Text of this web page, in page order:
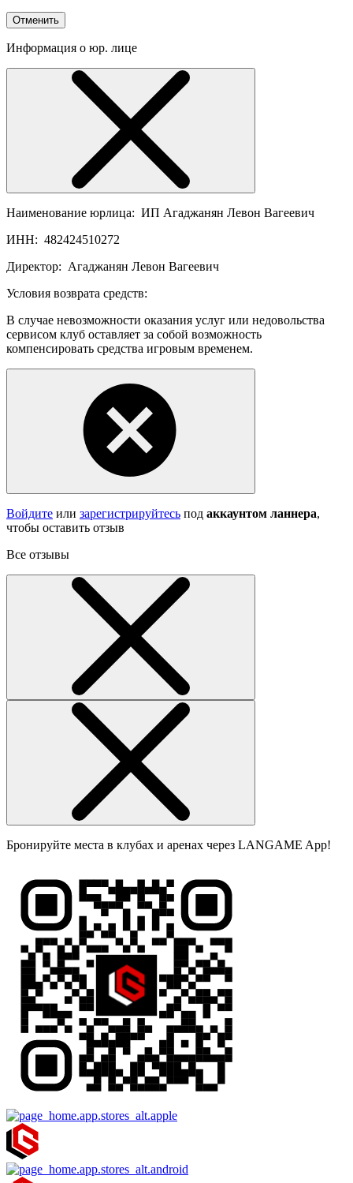
Отменить
Информация о юр. лице
Наименование юрлица: ИП Агаджанян Левон Вагеевич
ИНН: 482424510272
Директор: Агаджанян Левон Вагеевич
Условия возврата средств:
В случае невозможности оказания услуг или недовольства
сервисом клуб оставляет за собой возможность
компенсировать средства игровым временем.
Войдите или зарегистрируйтесь под аккаунтом ланнера,
чтобы оставить отзыв
Все отзывы
Бронируйте места в клубах и аренах через LANGAME App!